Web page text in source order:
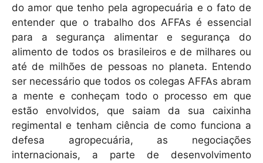
do amor que tenho pela agropecuária e o fato de
entender que o trabalho dos AFFAs é essencial
para a segurança alimentar e segurança do
alimento de todos os brasileiros e de milhares ou
até de milhões de pessoas no planeta. Entendo
ser necessário que todos os colegas AFFAs abram
a mente e conheçam todo o processo em que
estão envolvidos, que saiam da sua caixinha
regimental e tenham ciência de como funciona a
defesa agropecuária, as negociações
internacionais, a parte de desenvolvimento